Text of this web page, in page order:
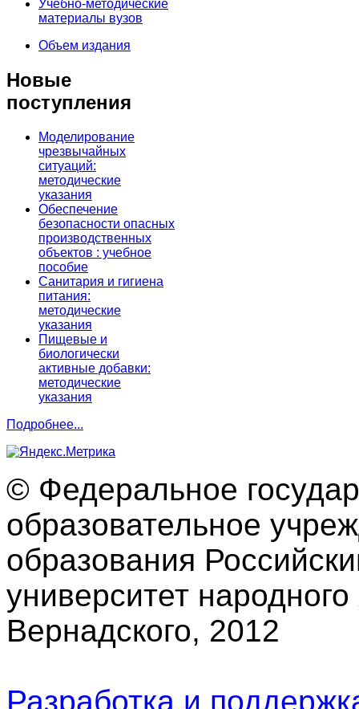
Учебно-методические
материалы вузов
Объем издания
Новые
поступления
Моделирование
чрезвычайных
ситуаций:
методические
указания
Обеспечение
безопасности опасных
производственных
объектов : учебное
пособие
Санитария и гигиена
питания:
методические
указания
Пищевые и
биологически
активные добавки:
методические
указания
Подробнее...
© Федеральное
образовательное
образования
университет
Вернадского, 2012
Разработка и